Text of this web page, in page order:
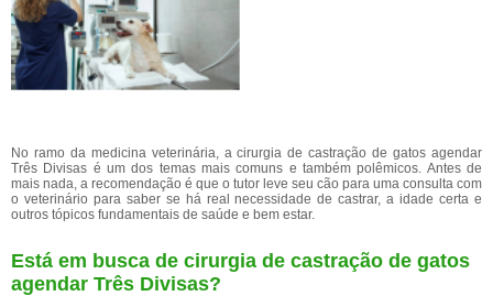
No ramo da medicina veterinária, a cirurgia de castração de gatos agendar
Três Divisas é um dos temas mais comuns e também polêmicos. Antes de
mais nada, a recomendação é que o tutor leve seu cão para uma consulta com
o veterinário para saber se há real necessidade de castrar, a idade certa e
outros tópicos fundamentais de saúde e bem estar.
Está em busca de cirurgia de castração de gatos
agendar Três Divisas?